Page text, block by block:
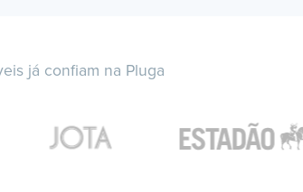
já confiam na Pluga